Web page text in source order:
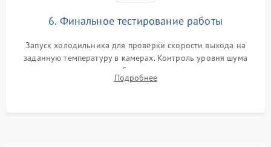
6. Финальное тестирование работы
Запуск холодильника для проверки скорости выхода на
заданную температуру в камерах. Контроль уровня шума
компрессора, отсутствия обмерзания стенок и корректного
срабатывания системы автоматической оттайки.
Подробнее